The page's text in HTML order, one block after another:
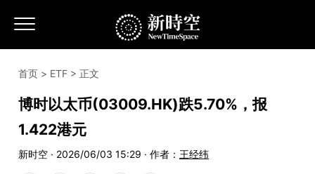
首页 > ETF > 正文
博时以太币(03009.HK)跌5.70%，报
1.422港元
新时空 · 2026/06/03 15:29 · 作者： 王经纬